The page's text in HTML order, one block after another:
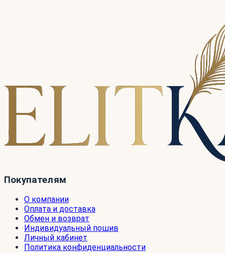
Покупателям
О компании
Оплата и доставка
Обмен и возврат
Индивидуальный пошив
Личный кабинет
Политика конфиденциальности